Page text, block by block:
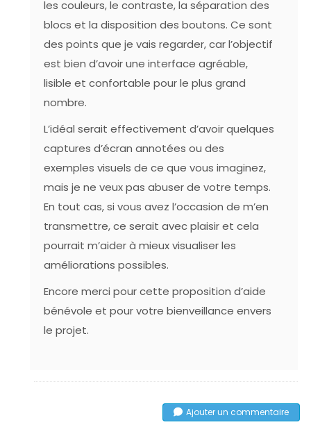
les couleurs, le contraste, la séparation des
blocs et la disposition des boutons. Ce sont
des points que je vais regarder, car l’objectif
est bien d’avoir une interface agréable,
lisible et confortable pour le plus grand
nombre.
L’idéal serait effectivement d’avoir quelques
captures d’écran annotées ou des
exemples visuels de ce que vous imaginez,
mais je ne veux pas abuser de votre temps.
En tout cas, si vous avez l’occasion de m’en
transmettre, ce serait avec plaisir et cela
pourrait m’aider à mieux visualiser les
améliorations possibles.
Encore merci pour cette proposition d’aide
bénévole et pour votre bienveillance envers
le projet.
Ajouter un commentaire